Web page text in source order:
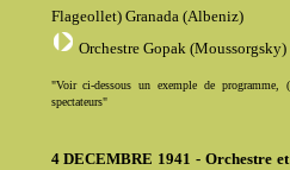
Flageollet) Granada (Albeniz)
Orchestre Gopak (Moussorgsky)
"Voir ci-dessous un exemple de programme,
spectateurs"
4 DECEMBRE 1941 - Orchestre